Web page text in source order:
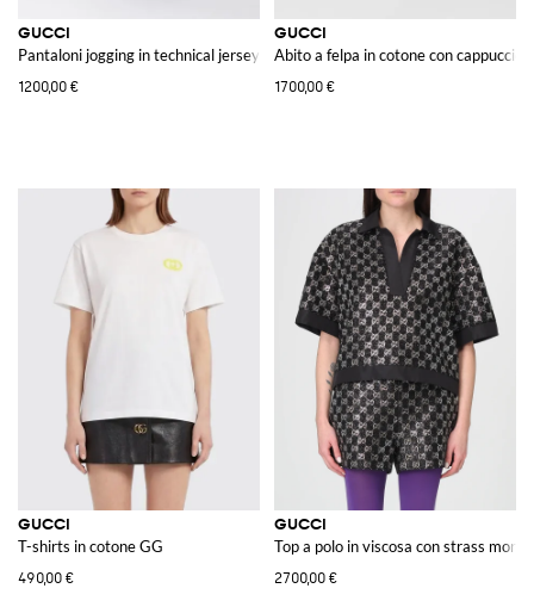
GUCCI
Pantaloni jogging in technical jersey
1200,00 €
GUCCI
Abito a felpa in cotone con cappuccio
1700,00 €
GUCCI
T-shirts in cotone GG
490,00 €
GUCCI
Top a polo in viscosa con strass
2700,00 €